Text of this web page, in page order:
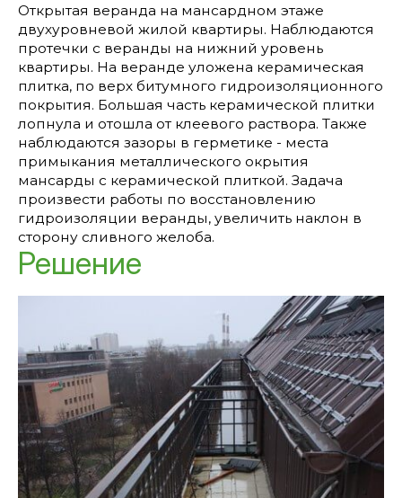
Открытая веранда на мансардном этаже
двухуровневой жилой квартиры. Наблюдаются
протечки с веранды на нижний уровень
квартиры. На веранде уложена керамическая
плитка, по верх битумного гидроизоляционного
покрытия. Большая часть керамической плитки
лопнула и отошла от клеевого раствора. Также
наблюдаются зазоры в герметике - места
примыкания металлического окрытия
мансарды с керамической плиткой. Задача
произвести работы по восстановлению
гидроизоляции веранды, увеличить наклон в
сторону сливного желоба.
Решение